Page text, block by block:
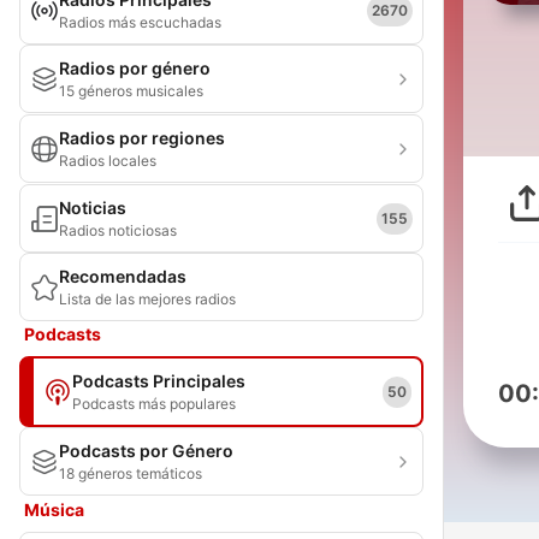
Radios más escuchadas
2670
Radios por género
15 géneros musicales
Radios por regiones
Radios locales
Noticias
Radios noticiosas
155
Recomendadas
Lista de las mejores radios
Podcasts
Podcasts Principales
Podcasts más populares
50
Podcasts por Género
18 géneros temáticos
Música